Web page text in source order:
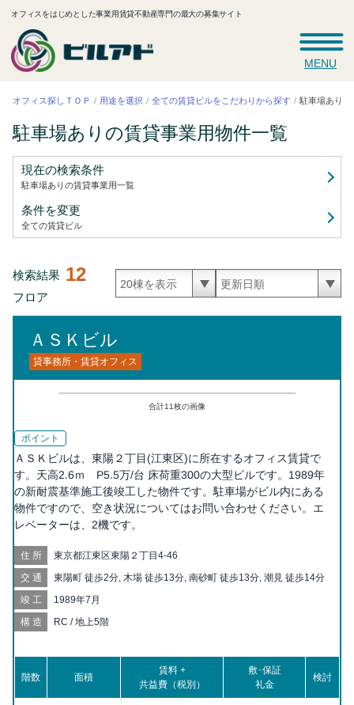
オフィスをはじめとした事業用賃貸不動産専門の最大の募集サイト
MENU
オフィス探しＴＯＰ 用途を選択 全ての賃貸ビルをこだわりから探す 駐車場あり
駐車場ありの賃貸事業用物件一覧
現在の検索条件
駐車場ありの賃貸事業用一覧
条件を変更
全ての賃貸ビル
検索結果 12
フロア
ＡＳＫビル
貸事務所・賃貸オフィス
合計11枚の画像
ポイント
ＡＳＫビルは、東陽２丁目(江東区)に所在するオフィス賃貸で
す。天高2.6ｍ P5.5万/台 床荷重300の大型ビルです。1989年
の新耐震基準施工後竣工した物件です。駐車場がビル内にある
物件ですので、空き状況についてはお問い合わせください。エ
レベーターは、2機です。
住所 東京都江東区東陽２丁目4-46
交通 東陽町 徒歩2分, 木場 徒歩13分, 南砂町 徒歩13分, 潮見 徒歩14分
竣工 1989年7月
構造 RC / 地上5階
階数 面積
賃料 +
共益費（税別）
敷･保証
礼金
検討